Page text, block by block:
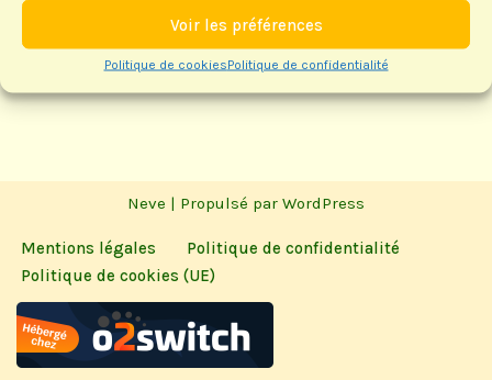
Voir les préférences
Politique de cookiesPolitique de confidentialité
Neve | Propulsé par WordPress
Mentions légales
Politique de confidentialité
Politique de cookies (UE)